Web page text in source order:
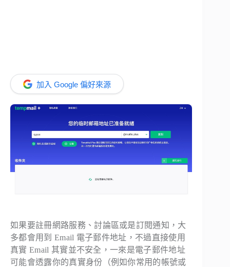
加入 Google 偏好來源
如果要註冊網路服務、討論區或是訂閱通知，大
多都會用到 Email 電子郵件地址，不過直接使用
真實 Email 其實並不安全，一來是電子郵件地址
可能會透露你的真實身份（例如你常用的帳號或